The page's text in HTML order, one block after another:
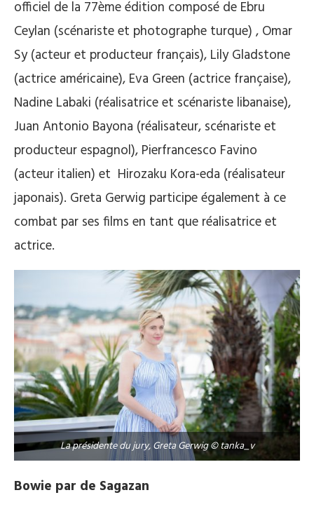
officiel de la 77ème édition composé de Ebru
Ceylan (scénariste et photographe turque) , Omar
Sy (acteur et producteur français), Lily Gladstone
(actrice américaine), Eva Green (actrice française),
Nadine Labaki (réalisatrice et scénariste libanaise),
Juan Antonio Bayona (réalisateur, scénariste et
producteur espagnol), Pierfrancesco Favino
(acteur italien) et Hirozaku Kora-eda (réalisateur
japonais). Greta Gerwig participe également à ce
combat par ses films en tant que réalisatrice et
actrice.
La présidente du jury, Greta Gerwig © tanka_v
Bowie par de Sagazan